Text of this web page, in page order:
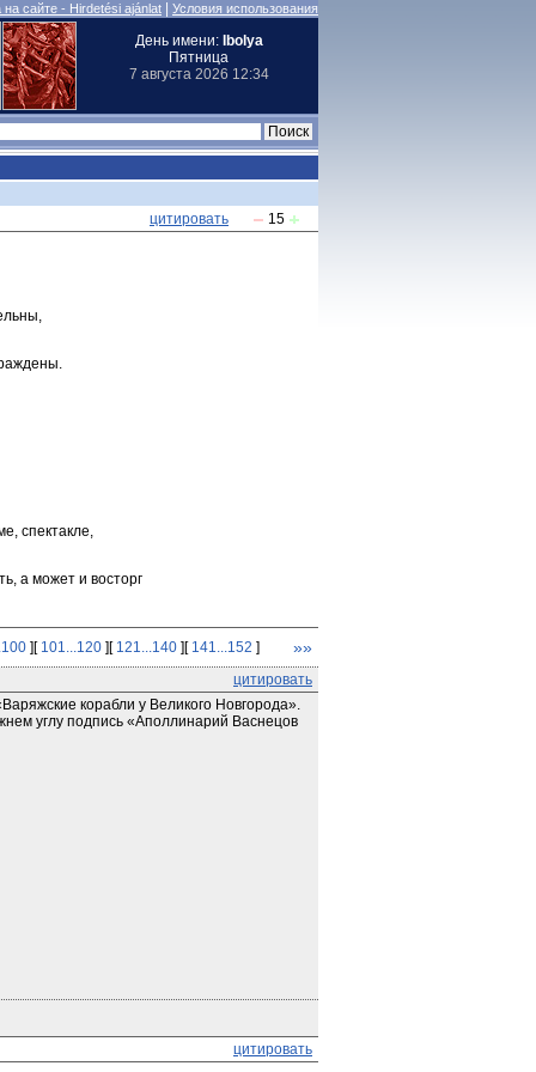
на сайте - Hirdetési ajánlat Условия использования
День имени: Ibolya
Пятница
7 августа 2026 12:34
цитировать
15
спектакле,
а может и восторг
][ 101...120 ][ 121...140 ][ 141...152 ] »»
цитировать
корабли у Великого Новгорода».
углу подпись «Аполлинарий Васнецов
цитировать